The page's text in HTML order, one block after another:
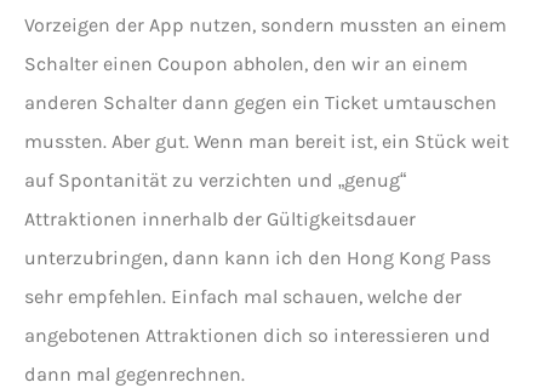
Vorzeigen der App nutzen, sondern mussten an einem
Schalter einen Coupon abholen, den wir an einem
anderen Schalter dann gegen ein Ticket umtauschen
mussten. Aber gut. Wenn man bereit ist, ein Stück weit
auf Spontanität zu verzichten und „genug“
Attraktionen innerhalb der Gültigkeitsdauer
unterzubringen, dann kann ich den Hong Kong Pass
sehr empfehlen. Einfach mal schauen, welche der
angebotenen Attraktionen dich so interessieren und
dann mal gegenrechnen.